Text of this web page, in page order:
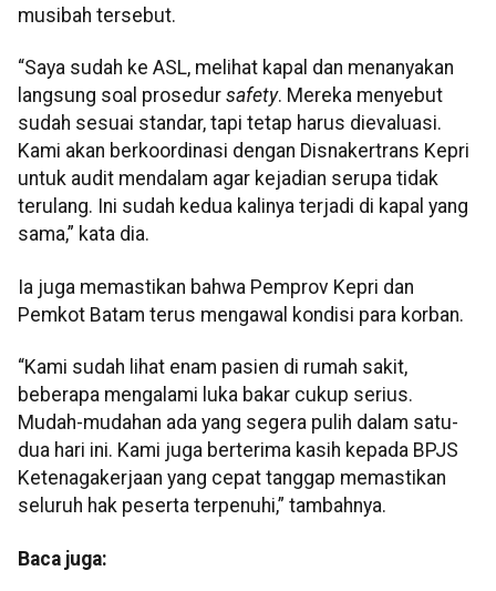
musibah tersebut.
“Saya sudah ke ASL, melihat kapal dan menanyakan
langsung soal prosedur safety. Mereka menyebut
sudah sesuai standar, tapi tetap harus dievaluasi.
Kami akan berkoordinasi dengan Disnakertrans Kepri
untuk audit mendalam agar kejadian serupa tidak
terulang. Ini sudah kedua kalinya terjadi di kapal yang
sama,” kata dia.
Ia juga memastikan bahwa Pemprov Kepri dan
Pemkot Batam terus mengawal kondisi para korban.
“Kami sudah lihat enam pasien di rumah sakit,
beberapa mengalami luka bakar cukup serius.
Mudah-mudahan ada yang segera pulih dalam satu-
dua hari ini. Kami juga berterima kasih kepada BPJS
Ketenagakerjaan yang cepat tanggap memastikan
seluruh hak peserta terpenuhi,” tambahnya.
Baca juga: